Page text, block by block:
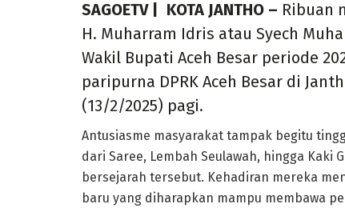
SAGOETV | KOTA JANTHO – Ribuan
H. Muharram Idris atau Syech
Wakil Bupati Aceh Besar periode
paripurna DPRK Aceh Besar di
(13/2/2025) pagi.
Antusiasme masyarakat tampak begitu
dari Saree, Lembah Seulawah, hingga Kaki
bersejarah tersebut. Kehadiran mereka
baru yang diharapkan mampu membawa